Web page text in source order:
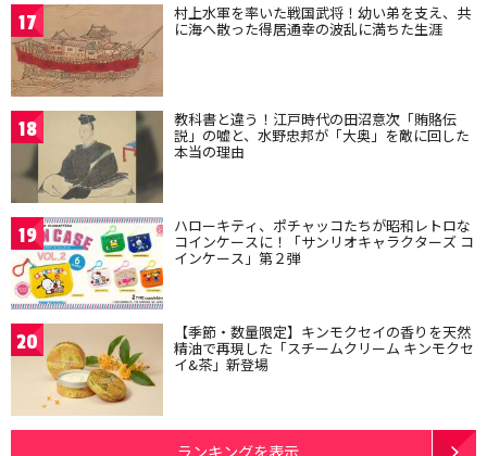
17 村上水軍を率いた戦国武将！幼い弟を支え、共
に海へ散った得居通幸の波乱に満ちた生涯
18 教科書と違う！江戸時代の田沼意次「賄賂伝
説」の嘘と、水野忠邦が「大奥」を敵に回した
本当の理由
19 ハローキティ、ポチャッコたちが昭和レトロな
コインケースに！「サンリオキャラクターズ コ
インケース」第２弾
20 【季節・数量限定】キンモクセイの香りを天然
精油で再現した「スチームクリーム キンモクセ
イ&茶」新登場
ランキングを表示